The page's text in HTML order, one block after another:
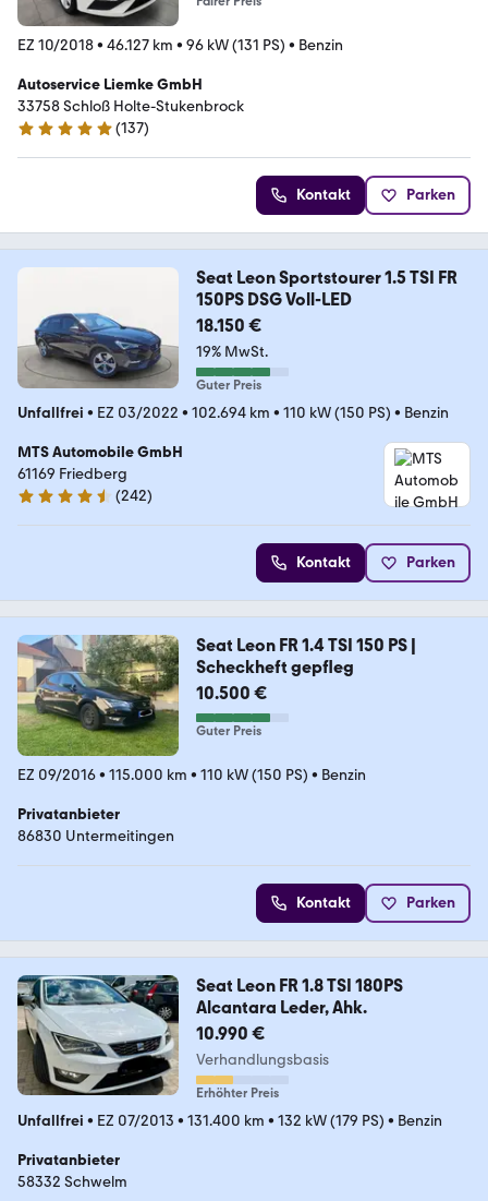
EZ 10/2018• 46.127 km • 96 kW (131 PS) • Benzin
Autoservice Liemke GmbH
33758 Schloß Holte-Stukenbrock
4.8 Sterne
(137)
Kontakt Parken
Seat Leon Sportstourer 1.5 TSI FR
150PS DSG Voll-LED
18.150 €
19% MwSt.
Guter Preis
Unfallfrei • EZ 03/2022 • 102.694 km • 110 kW (150 PS) • Benzin
MTS Automobile GmbH
61169 Friedberg
4.7 Sterne
(242)
Kontakt Parken
Seat Leon FR 1.4 TSI 150 PS |
Scheckheft gepfleg
10.500 €
Guter Preis
EZ 09/2016• 115.000 km • 110 kW (150 PS) • Benzin
Privatanbieter
86830 Untermeitingen
Kontakt Parken
Seat Leon FR 1.8 TSI 180PS
Alcantara Leder, Ahk.
10.990 €
Verhandlungsbasis
Erhöhter Preis
Unfallfrei • EZ 07/2013 • 131.400 km • 132 kW (179 PS) • Benzin
Privatanbieter
58332 Schwelm